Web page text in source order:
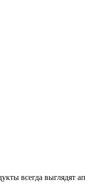
всегда выглядят